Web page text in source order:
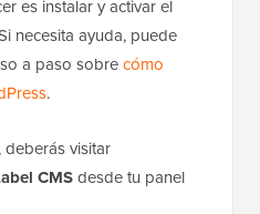
es instalar y activar el
necesita ayuda, puede
a paso sobrecómo
.
deberás visitar
CMSdesde tu panel